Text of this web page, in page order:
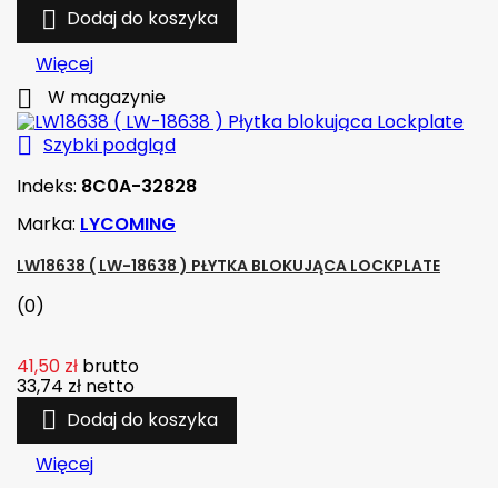
 Dodaj do koszyka
Więcej
 W magazynie
 Szybki podgląd
Indeks: 8C0A-32828
Marka: LYCOMING
LW18638 ( LW-18638 ) PŁYTKA BLOKUJĄCA LOCKPLATE
(0)
41,50 zł brutto
33,74 zł netto
 Dodaj do koszyka
Więcej